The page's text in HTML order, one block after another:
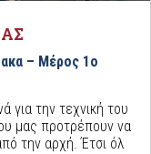
– Μέρος 1ο
για την τεχνική του
μας προτρέπουν να
την αρχή. Έτσι όλ